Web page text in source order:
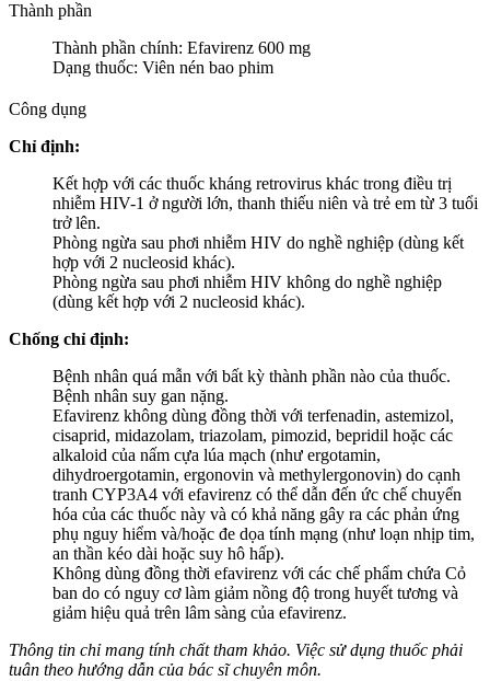
Thành phần
Thành phần chính: Efavirenz 600 mg
Dạng thuốc: Viên nén bao phim
Công dụng
Chỉ định:
Kết hợp với các thuốc kháng retrovirus khác trong điều trị
nhiễm HIV-1 ở người lớn, thanh thiếu niên và trẻ em từ 3 tuổi
trở lên.
Phòng ngừa sau phơi nhiễm HIV do nghề nghiệp (dùng kết
hợp với 2 nucleosid khác).
Phòng ngừa sau phơi nhiễm HIV không do nghề nghiệp
(dùng kết hợp với 2 nucleosid khác).
Chống chỉ định:
Bệnh nhân quá mẫn với bất kỳ thành phần nào của thuốc.
Bệnh nhân suy gan nặng.
Efavirenz không dùng đồng thời với terfenadin, astemizol,
cisaprid, midazolam, triazolam, pimozid, bepridil hoặc các
alkaloid của nấm cựa lúa mạch (như ergotamin,
dihydroergotamin, ergonovin và methylergonovin) do cạnh
tranh CYP3A4 với efavirenz có thể dẫn đến ức chế chuyển
hóa của các thuốc này và có khả năng gây ra các phản ứng
phụ nguy hiểm và/hoặc đe dọa tính mạng (như loạn nhịp tim,
an thần kéo dài hoặc suy hô hấp).
Không dùng đồng thời efavirenz với các chế phẩm chứa Cỏ
ban do có nguy cơ làm giảm nồng độ trong huyết tương và
giảm hiệu quả trên lâm sàng của efavirenz.
Thông tin chỉ mang tính chất tham khảo. Việc sử dụng thuốc phải
tuân theo hướng dẫn của bác sĩ chuyên môn.